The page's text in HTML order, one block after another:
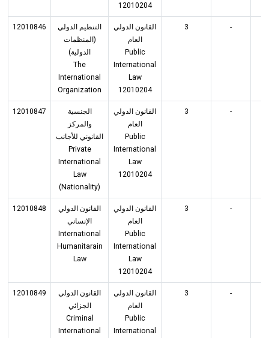
12010204
12010846
التنظيم الدولي
(المنظمات
الدولية)
The
International
Organization
القانون الدولي
العام
Public
International
Law
12010204
3 -
12010847
الجنسية
والمركز
القانوني للأجانب
Private
International
Law
(Nationality)
القانون الدولي
العام
Public
International
Law
12010204
3 -
12010848
القانون الدولي
الإنساني
International
Humanitarain
Law
القانون الدولي
العام
Public
International
Law
12010204
3 -
12010849
القانون الدولي
الجزائي
Criminal
International
القانون الدولي
العام
Public
International
3 -